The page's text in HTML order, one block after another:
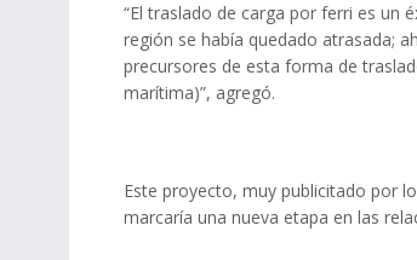
“El traslado de carga por ferri es un
región se había quedado atrasada;
precursores de esta forma de
marítima)”, agregó.
Este proyecto, muy publicitado por
marcaría una nueva etapa en las